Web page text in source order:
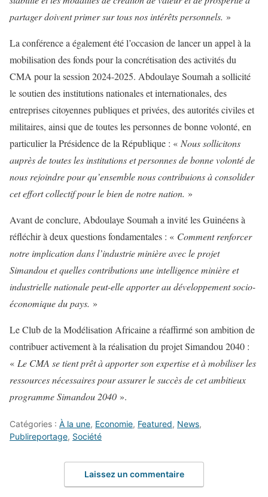
partager doivent primer sur tous nos intérêts personnels. »
La conférence a également été l’occasion de lancer un appel à la
mobilisation des fonds pour la concrétisation des activités du
CMA pour la session 2024-2025. Abdoulaye Soumah a sollicité
le soutien des institutions nationales et internationales, des
entreprises citoyennes publiques et privées, des autorités civiles et
militaires, ainsi que de toutes les personnes de bonne volonté, en
particulier la Présidence de la République : « Nous sollicitons
auprès de toutes les institutions et personnes de bonne volonté de
nous rejoindre pour qu’ensemble nous contribuions à consolider
cet effort collectif pour le bien de notre nation. »
Avant de conclure, Abdoulaye Soumah a invité les Guinéens à
réfléchir à deux questions fondamentales : « Comment renforcer
notre implication dans l’industrie minière avec le projet
Simandou et quelles contributions une intelligence minière et
industrielle nationale peut-elle apporter au développement socio-
économique du pays. »
Le Club de la Modélisation Africaine a réaffirmé son ambition de
contribuer activement à la réalisation du projet Simandou 2040 :
« Le CMA se tient prêt à apporter son expertise et à mobiliser les
ressources nécessaires pour assurer le succès de cet ambitieux
programme Simandou 2040 ».
Catégories : À la une, Economie, Featured, News,
Publireportage, Société
Laissez un commentaire